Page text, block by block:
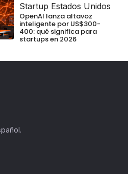
Startup Estados Unidos
OpenAI lanza altavoz
inteligente por US$300-
400: qué significa para
startups en 2026